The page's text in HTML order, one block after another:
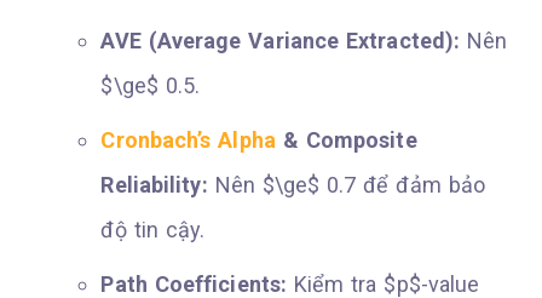
AVE (Average Variance Extracted): Nên
$\ge$ 0.5.
Cronbach’s Alpha & Composite
Reliability: Nên $\ge$ 0.7 để đảm bảo
độ tin cậy.
Path Coefficients: Kiểm tra $p$-value